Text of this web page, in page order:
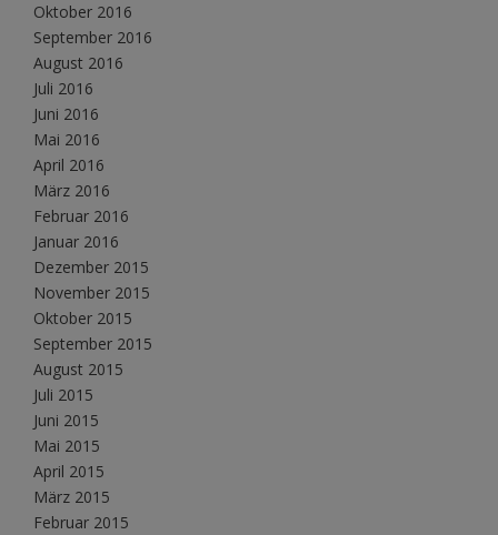
Oktober 2016
September 2016
August 2016
Juli 2016
Juni 2016
Mai 2016
April 2016
März 2016
Februar 2016
Januar 2016
Dezember 2015
November 2015
Oktober 2015
September 2015
August 2015
Juli 2015
Juni 2015
Mai 2015
April 2015
März 2015
Februar 2015